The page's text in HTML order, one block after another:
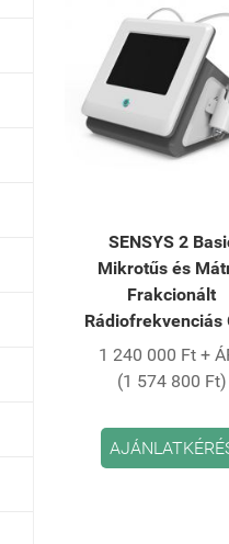
SENSYS 2
Mikrotűs és
Frakcionált
Rádiofrekvenciás
1 240 000 Ft +
(1 574 800 Ft)